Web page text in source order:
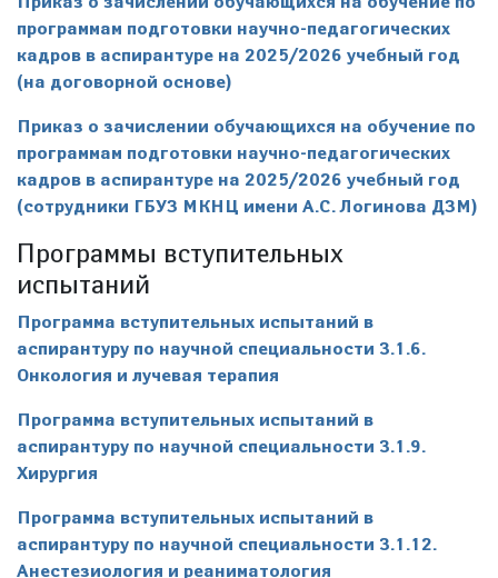
программам подготовки научно-педагогических
кадров в аспирантуре на 2025/2026 учебный год
(на договорной основе)
Приказ о зачислении обучающихся на обучение по
программам подготовки научно-педагогических
кадров в аспирантуре на 2025/2026 учебный год
(сотрудники ГБУЗ МКНЦ имени А.С. Логинова ДЗМ)
Программы вступительных
испытаний
Программа вступительных испытаний в
аспирантуру по научной специальности 3.1.6.
Онкология и лучевая терапия
Программа вступительных испытаний в
аспирантуру по научной специальности 3.1.9.
Хирургия
Программа вступительных испытаний в
аспирантуру по научной специальности 3.1.12.
Анестезиология и реаниматология